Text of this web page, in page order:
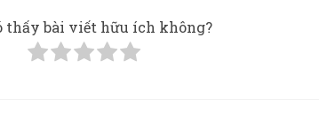
thấy bài viết hữu ích không?